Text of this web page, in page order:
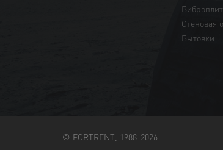
Cтеновая
Бытовки
© FORTRENT, 1988-2026